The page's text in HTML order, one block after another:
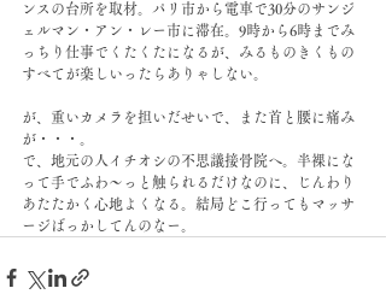
ンスの台所を取材。パリ市から電車で30分のサンジ
ェルマン・アン・レー市に滞在。9時から6時までみ
っちり仕事でくたくたになるが、みるものきくもの
すべてが楽しいったらありゃしない。
が、重いカメラを担いだせいで、また首と腰に痛み
が・・・。
で、地元の人イチオシの不思議接骨院へ。半裸にな
って手でふわ〜っと触られるだけなのに、じんわり
あたたかく心地よくなる。結局どこ行ってもマッサ
ージばっかしてんのなー。